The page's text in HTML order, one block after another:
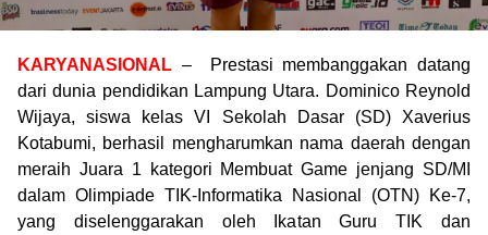
KARYANASIONAL – Prestasi membanggakan datang
dari dunia pendidikan Lampung Utara. Dominico Reynold
Wijaya, siswa kelas VI Sekolah Dasar (SD) Xaverius
Kotabumi, berhasil mengharumkan nama daerah dengan
meraih Juara 1 kategori Membuat Game jenjang SD/MI
dalam Olimpiade TIK-Informatika Nasional (OTN) Ke-7,
yang diselenggarakan oleh Ikatan Guru TIK dan